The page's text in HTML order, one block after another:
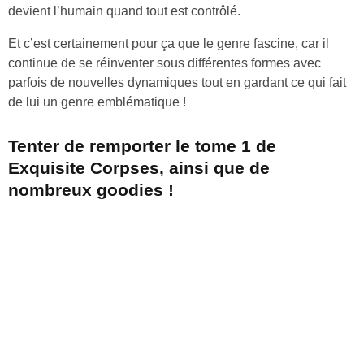
devient l’humain quand tout est contrôlé.
Et c’est certainement pour ça que le genre fascine, car il
continue de se réinventer sous différentes formes avec
parfois de nouvelles dynamiques tout en gardant ce qui fait
de lui un genre emblématique !
Tenter de remporter le tome 1 de
Exquisite Corpses, ainsi que de
nombreux goodies !